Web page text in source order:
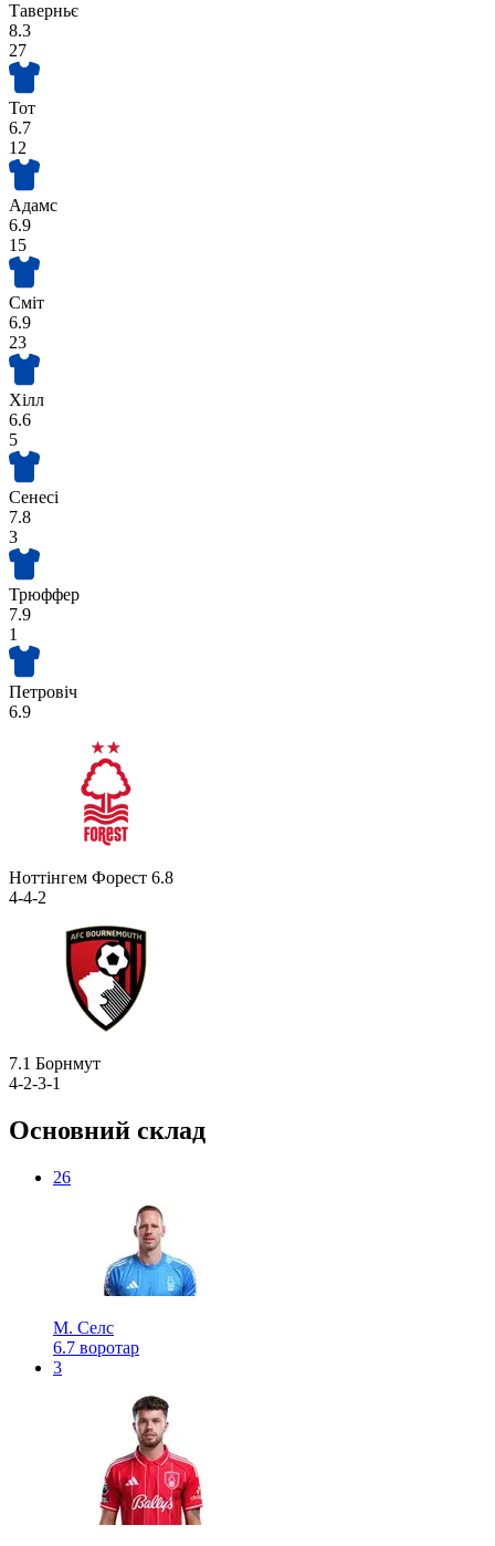
Таверньє
8.3
27
Тот
6.7
12
Адамс
6.9
15
Сміт
6.9
23
Хілл
6.6
5
Сенесі
7.8
3
Трюффер
7.9
1
Петровіч
6.9
Ноттінгем Форест 6.8
4-4-2
7.1 Борнмут
4-2-3-1
Основний склад
26
М. Селс
6.7 воротар
3